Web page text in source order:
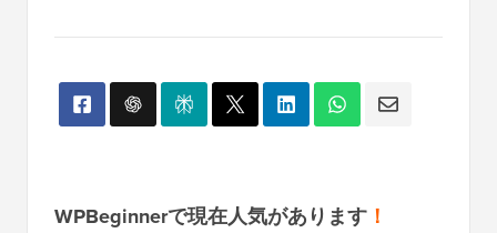
WPBeginnerで現在人気があります ！